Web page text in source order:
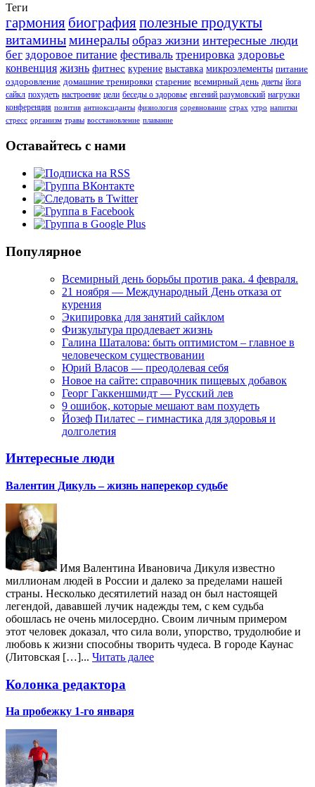
Теги
гармония биографияполезные продукты
витаминыминералы образ жизни интересные люди
бег здоровое питание фестиваль тренировка здоровье
конвенция жизнь фитнес курение выставка микроэлементы питание
оздоровление домашние тренировки старение всемирный день диеты йога
сайкл похудеть настроение цели беседы о здоровье евгений разумовский нагрузки
конференция позитив антиоксиданты физиология соревнование страх утро напитки
стресс организм травы восстановление плавание
Оставайтесь с нами
Популярное
Всемирный день борьбы против рака. 4 февраля.
21 ноября — Международный День отказа от
курения
Экипировка для занятий сайклом
Физкультура продлевает жизнь
Галина Шаталова: быть оптимистом – главное в
человеческом существовании
Юрий Власов — преодолевая себя
Новое на сайте: справочник пищевых добавок
Георг Гаккеншмидт — Русский лев
9 ошибок, которые мешают вам похудеть
Йозеф Пилатес – гимнастика для здоровья и
долголетия
Интересные люди
Валентин Дикуль – жизнь наперекор судьбе
Имя Валентина Ивановича Дикуля известно
миллионам людей в России и далеко за пределами нашей
страны. Несколько десятилетий назад он был настоящей
легендой, дававшей лучик надежды тем, с кем судьба
обошлась не очень милосердно. Своим личным примером
этот человек доказал, что сила воли, упорство, трудолюбие и
любовь к жизни способны творить чудеса. В городе Каунас
(Литовская […]... Читать далее
Колонка редактора
На пробежку 1-го января